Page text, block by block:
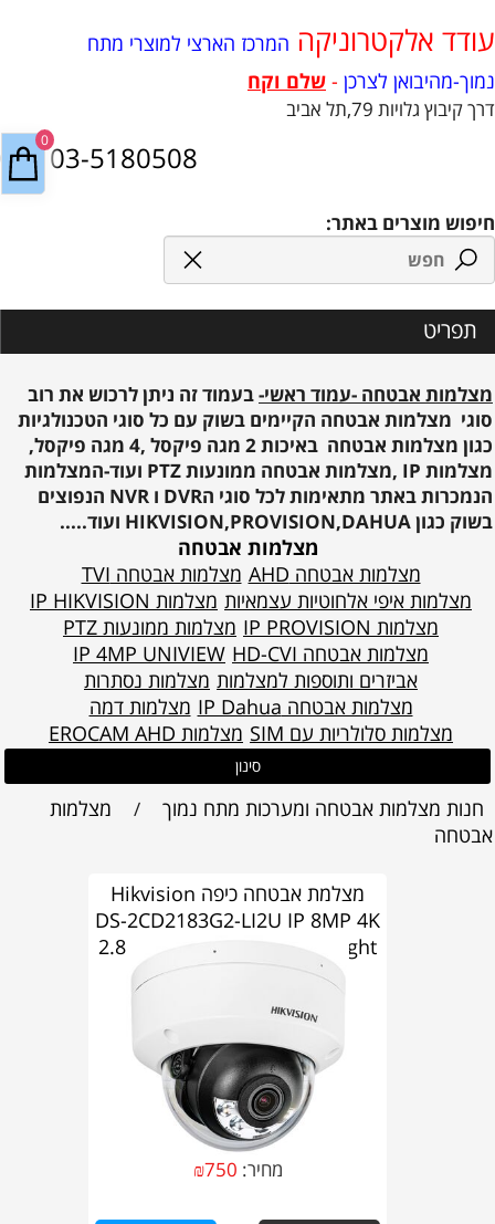
עודד אלקטרוניקה המרכז הארצי למוצרי מתח
נמוך-מהיבואן לצרכן - שלם וקח
דרך קיבוץ גלויות 79,תל אביב
03-5180508
חיפוש מוצרים באתר:
תפריט
מצלמות אבטחה -עמוד ראשי-בעמוד זה ניתן לרכוש את רוב
סוגי מצלמות אבטחה הקיימים בשוק עם כל סוגי הטכנולגיות
כגון מצלמות אבטחה באיכות 2 מגה פיקסל ,4 מגה פיקסל,
מצלמות IP ,מצלמות אבטחה ממונעות PTZ ועוד-המצלמות
הנמכרות באתר מתאימות לכל סוגי הDVR ו NVR הנפוצים
בשוק כגון HIKVISION,PROVISION,DAHUA ועוד.....
מצלמות אבטחה
מצלמות אבטחה AHD
מצלמות אבטחה TVI
מצלמות איפי אלחוטיות עצמאיות מצלמות IP HIKVISION
מצלמות IP PROVISION
מצלמות ממונעות PTZ
מצלמות אבטחה HD-CVI
IP 4MP UNIVIEW
אביזרים ותוספות למצלמות מצלמות נסתרות
מצלמות אבטחה IP Dahua
מצלמות דמה
מצלמות סלולריות עם SIM
מצלמות EROCAM AHD
סינון
חנות מצלמות אבטחה ומערכות מתח נמוך /
מצלמות
אבטחה
0
מצלמת אבטחה כיפה Hikvision
DS-2CD2183G2-LI2U IP 8MP 4K
2.8mm AcuSense Hybrid Light
מחיר: ₪750